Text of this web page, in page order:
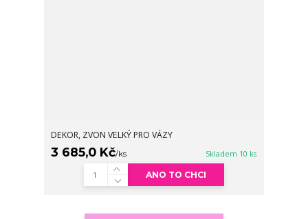
DEKOR, ZVON VELKÝ PRO VÁZY
3 685,0 Kč/ks Skladem 10 ks
ANO TO CHCI